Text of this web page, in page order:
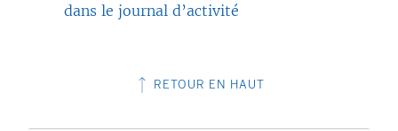
dans le journal d’activité
RETOUR EN HAUT